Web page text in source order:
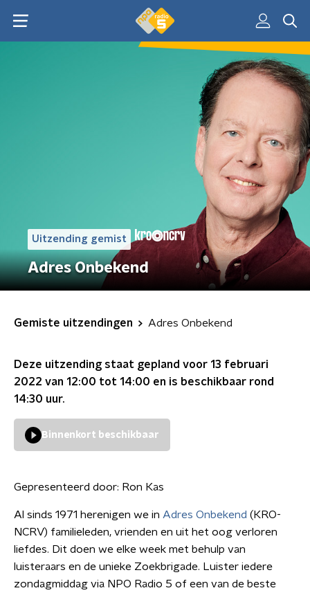
Uitzending gemist
Adres Onbekend
Gemiste uitzendingen Adres Onbekend
Deze uitzending staat gepland voor 13 februari
2022 van 12:00 tot 14:00 en is beschikbaar rond
14:30 uur.
Binnenkort beschikbaar
Gepresenteerd door: Ron Kas
Al sinds 1971 herenigen we in Adres Onbekend (KRO-
NCRV) familieleden, vrienden en uit het oog verloren
liefdes. Dit doen we elke week met behulp van
luisteraars en de unieke Zoekbrigade. Luister iedere
zondagmiddag via NPO Radio 5 of een van de beste